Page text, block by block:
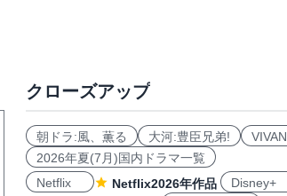
クローズアップ
朝ドラ:風、薫る 大河:豊臣兄弟!
2026年夏(7月)国内ドラマ一覧
Netflix
Netflix2026年作品
Disney+